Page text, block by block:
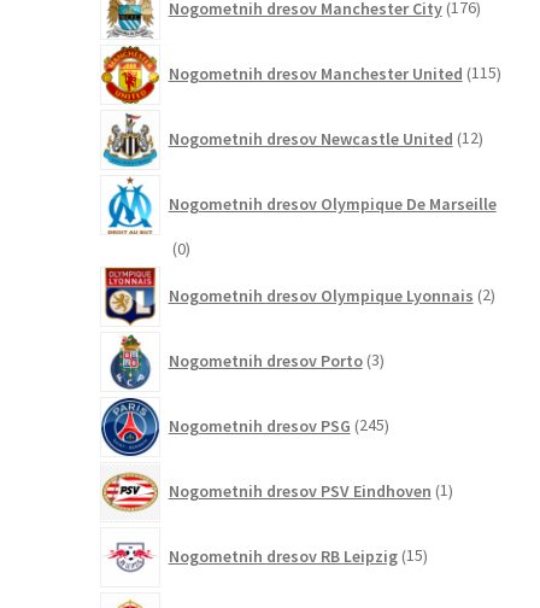
Nogometnih dresov Manchester City 176izdelkov
Nogometnih dresov Manchester United 115
Nogometnih dresov Newcastle United 12izdelkov
Nogometnih dresov Olympique De Marseille
00
Nogometnih dresov Olympique Lyonnais 2izdelka
Nogometnih dresov Porto 3izdelki
Nogometnih dresov PSG 245izdelkov
Nogometnih dresov PSV Eindhoven 1izdelek
Nogometnih dresov RB Leipzig 15izdelkov